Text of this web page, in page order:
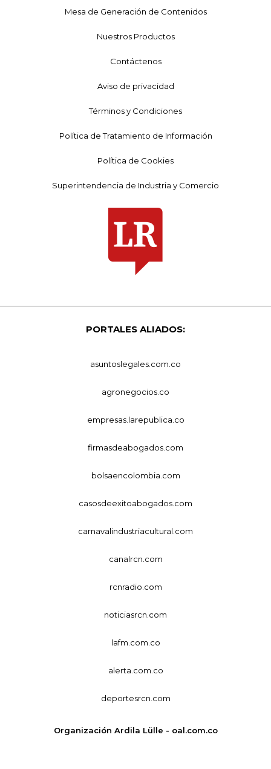
Mesa de Generación de Contenidos
Nuestros Productos
Contáctenos
Aviso de privacidad
Términos y Condiciones
Política de Tratamiento de Información
Política de Cookies
Superintendencia de Industria y Comercio
PORTALES ALIADOS:
asuntoslegales.com.co
agronegocios.co
empresas.larepublica.co
firmasdeabogados.com
bolsaencolombia.com
casosdeexitoabogados.com
carnavalindustriacultural.com
canalrcn.com
rcnradio.com
noticiasrcn.com
lafm.com.co
alerta.com.co
deportesrcn.com
Organización Ardila Lülle - oal.com.co